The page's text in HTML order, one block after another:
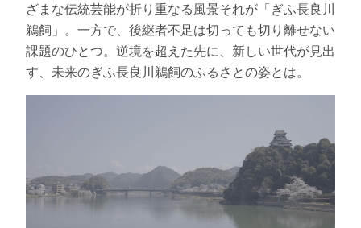
ざまな伝統芸能が折り重なる風景それが「ぎふ長良川
鵜飼」。一方で、後継者不足は切っても切り離せない
課題のひとつ。逆境を超えた先に、新しい世代が見出
す、未来のぎふ長良川鵜飼のふるさとの姿とは。